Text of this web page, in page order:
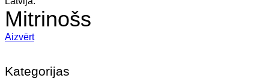
Mitrinošs
Aizvērt
Kategorijas